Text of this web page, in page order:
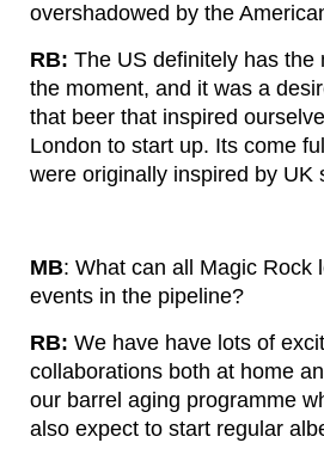
overshadowed by the
RB: The US definitely has
the moment, and it was a
that beer that inspired
London to start up. Its come
were originally inspired by UK
MB: What can all Magic Rock
events in the pipeline?
RB: We have have lots of
collaborations both at home
our barrel aging programme
also expect to start regular